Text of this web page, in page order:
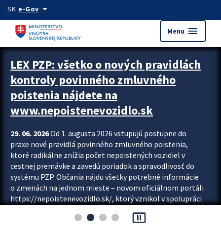
Preskocit na hlavný obsah
SK e-Govarrow_drop_down
Menu menu
Zastavit automatický posun upútavok
LEX PZP: všetko o nových pravidlách
kontroly povinného zmluvného
poistenia nájdete na
www.nepoistenevozidlo.sk
29. 06. 2026Od 1. augusta 2026 vstupujú postupne do
praxe nové pravidlá povinného zmluvného poistenia,
ktoré radikálne znížia počet nepoistených vozidiel v
cestnej premávke a zavedú poriadok a spravodlivosť do
systému PZP. Občania nájdu všetky potrebné informácie
o zmenách na jednom mieste – novom oficiálnom portáli
https://nepoistenevozidlo.sk/, ktorý vznikol v spolupráci
asociácie poisťovní (SLASPO) a Ministerstva vnútra SR.
pause_presentation